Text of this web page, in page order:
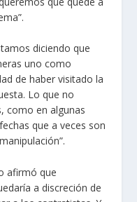
diciendo que
uno como
de haber visitado la
Lo que no
como en algunas
que a veces son
afirmó que
a discreción de